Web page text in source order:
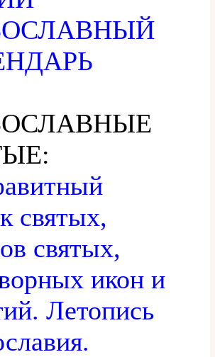
святых,
святых,
икон и
Летопись